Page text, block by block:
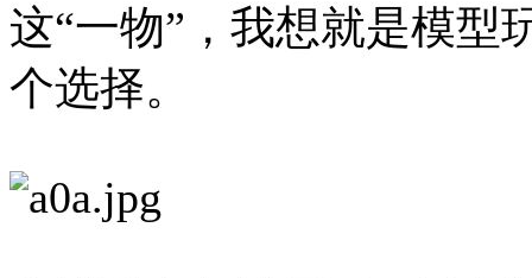
这“一物”，我想就是模型
个选择。